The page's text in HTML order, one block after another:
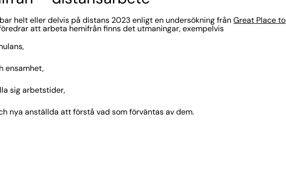
helt eller delvis på distans 2023 enligt en undersökning frånGreat Place to
att arbeta hemifrån finns det utmaningar, exempelvis
ensamhet,
sig arbetstider,
nya anställda att förstå vad som förväntas av dem.